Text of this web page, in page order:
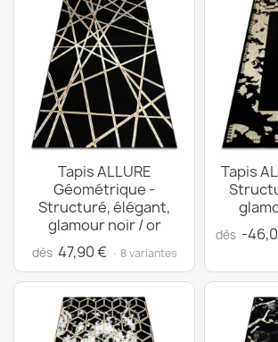
Tapis ALLURE
Géométrique -
Structuré, élégant,
glamour noir / or
dès 47,90 € · 8 variantes
Tapis
dès -